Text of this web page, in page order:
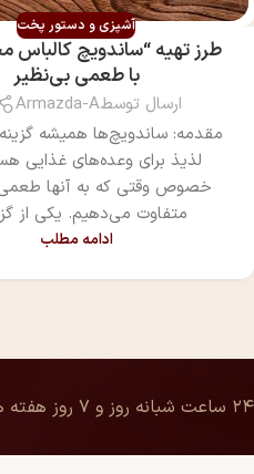
آشپزی و دستور پخت
طرز تهیه “ساندویچ
با طعمی بی‌نظیر
ارسال توسطArmazda-A
مقدمه: ساندویچ‌ها همیشه
لذیذ برای وعده‌های غذایی
خصوص وقتی که به آنها
متفاوت می‌دهیم. یکی از
ادامه مطلب
۲۴ ساعت شبانه روز و ۷ روز هفته همراه شماییم